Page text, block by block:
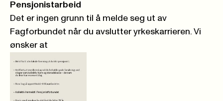
Pensjonistarbeid
Det er ingen grunn til å melde seg ut av
Fagforbundet når du avslutter yrkeskarrieren. Vi
ønsker at